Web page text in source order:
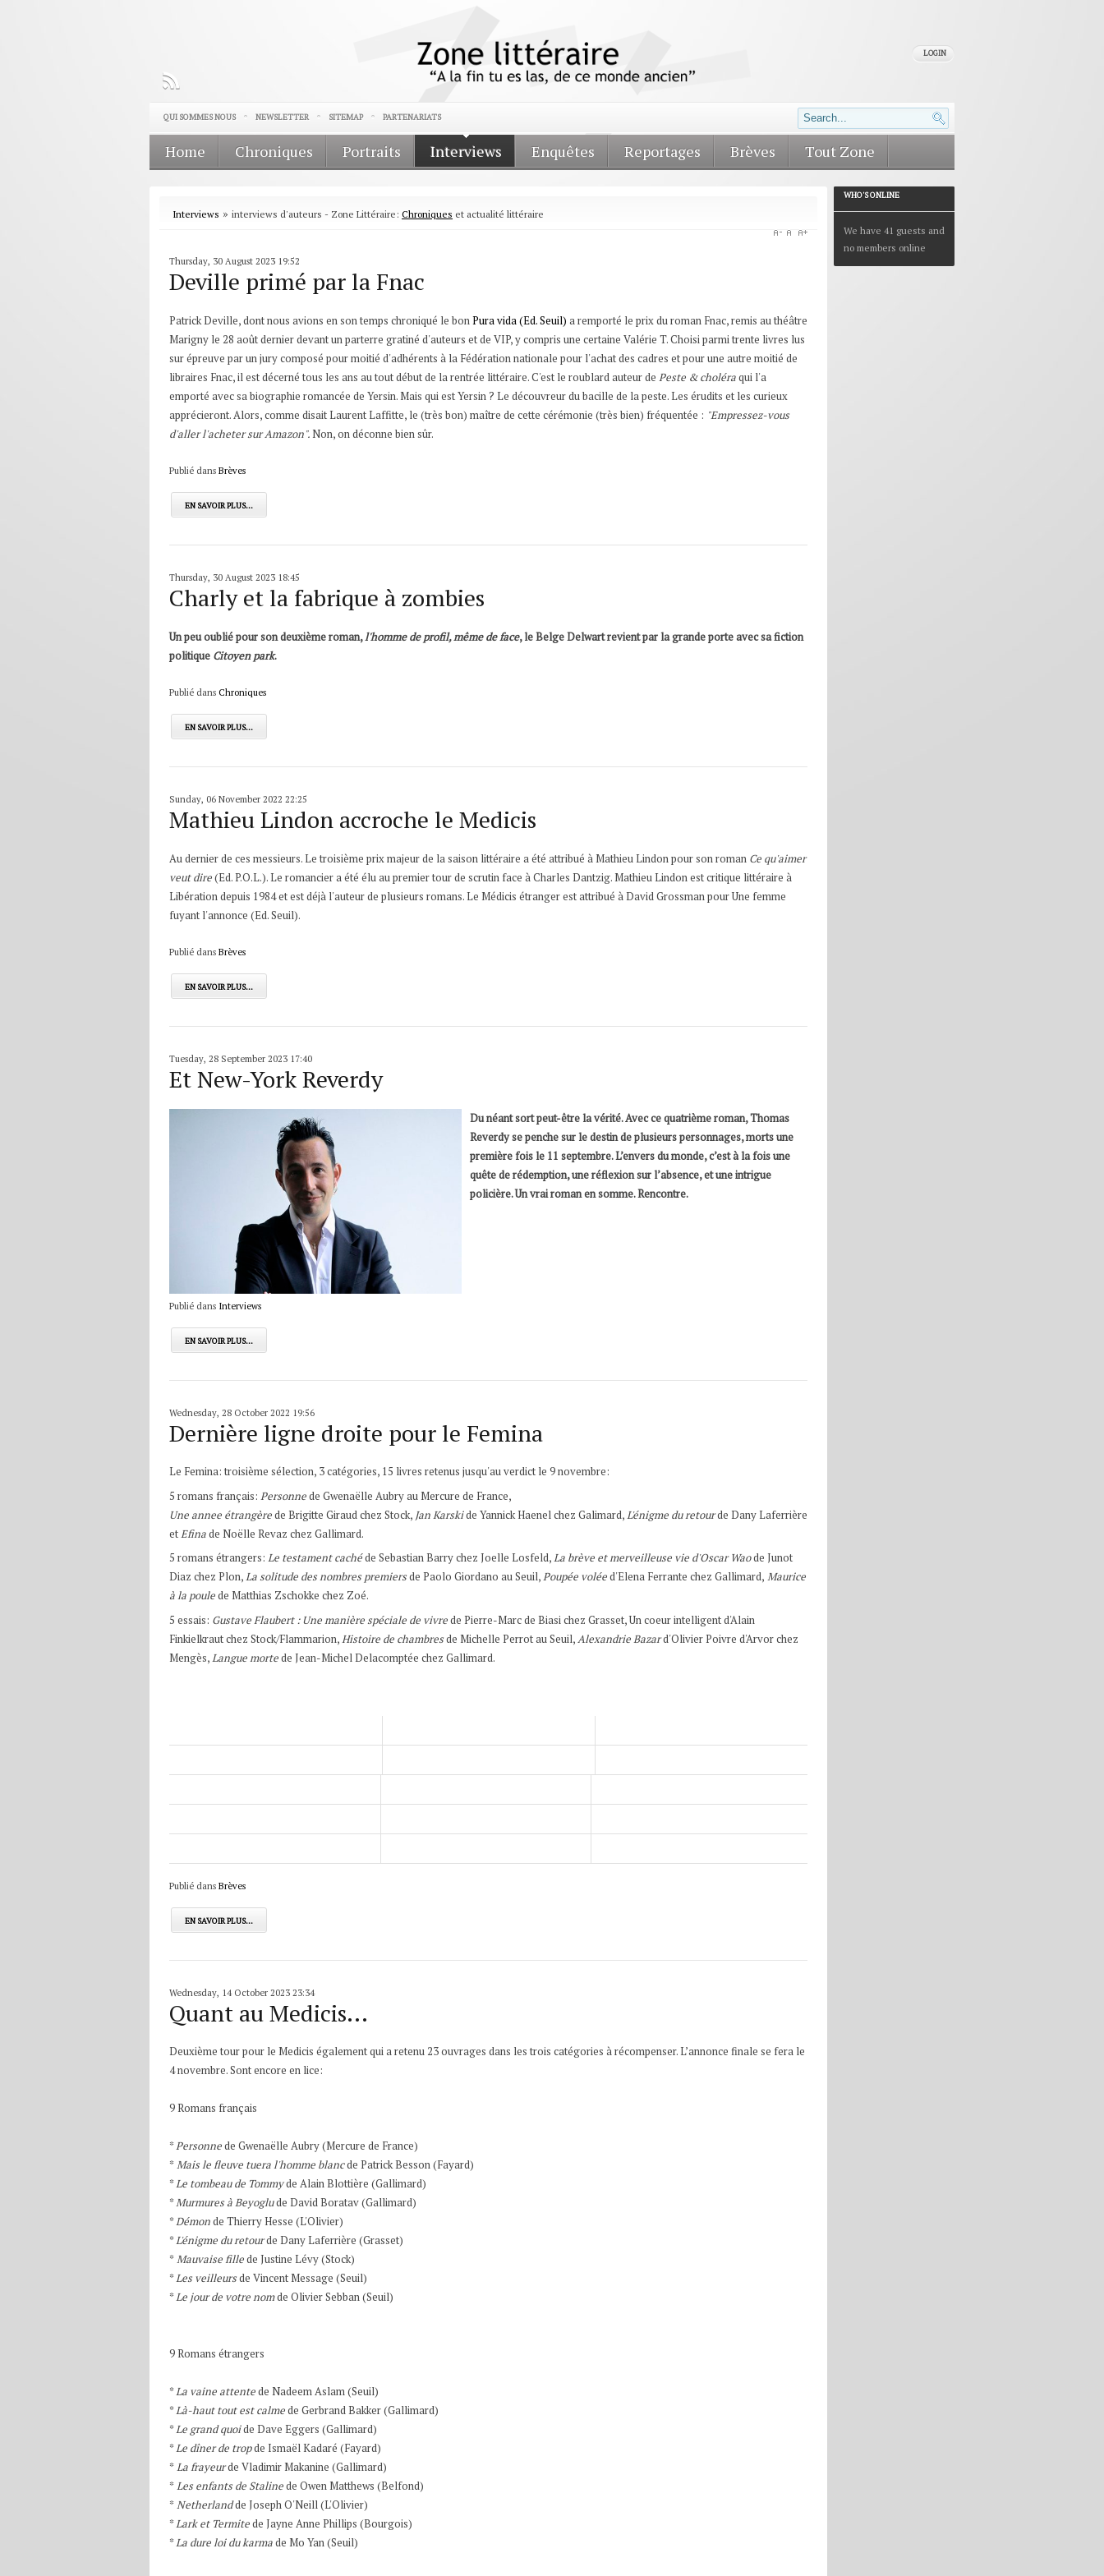
LOGIN
QUI SOMMES NOUS NEWSLETTER SITEMAP PARTENARIATS
Home Chroniques Portraits Interviews Enquêtes Reportages Brèves Tout Zone
Interviews » interviews d'auteurs - Zone Littéraire: Chroniques et actualité littéraire
Thursday, 30 August 2023 19:52
Deville primé par la Fnac
Patrick Deville, dont nous avions en son temps chroniqué le bon Pura vida (Ed. Seuil) a remporté le prix du roman Fnac, remis au théâtre
Marigny le 28 août dernier devant un parterre gratiné d'auteurs et de VIP, y compris une certaine Valérie T. Choisi parmi trente livres lus
sur épreuve par un jury composé pour moitié d'adhérents à la Fédération nationale pour l'achat des cadres et pour une autre moitié de
libraires Fnac, il est décerné tous les ans au tout début de la rentrée littéraire. C'est le roublard auteur de Peste & choléraqui l'a
emporté avec sa biographie romancée de Yersin. Mais qui est Yersin ? Le découvreur du bacille de la peste. Les érudits et les curieux
apprécieront. Alors, comme disait Laurent Laffitte, le (très bon) maître de cette cérémonie (très bien) fréquentée : "Empressez-vous
d'aller l'acheter sur Amazon". Non, on déconne bien sûr.
Publié dans Brèves
EN SAVOIR PLUS...
Thursday, 30 August 2023 18:45
Charly et la fabrique à zombies
Un peu oublié pour son deuxième roman,l'homme de profil, même de face, le Belge Delwart revient par la grande porte avec sa fiction
politique Citoyen park.
Publié dans Chroniques
EN SAVOIR PLUS...
Sunday, 06 November 2022 22:25
Mathieu Lindon accroche le Medicis
Au dernier de ces messieurs. Le troisième prix majeur de la saison littéraire a été attribué à Mathieu Lindon pour son roman Ce qu'aimer
veut dire(Ed. P.O.L.). Le romancier a été élu au premier tour de scrutin face à Charles Dantzig. Mathieu Lindon est critique littéraire à
Libération depuis 1984 et est déjà l'auteur de plusieurs romans. Le Médicis étranger est attribué à David Grossman pour Une femme
fuyant l'annonce (Ed. Seuil).
Publié dans Brèves
EN SAVOIR PLUS...
Tuesday, 28 September 2023 17:40
Et New-York Reverdy
Du néant sort peut-être la vérité. Avec ce quatrième roman, Thomas
Reverdy se penche sur le destin de plusieurs personnages, morts une
première fois le 11 septembre. L’envers du monde, c’est à la fois une
quête de rédemption, une réflexion sur l’absence, et une intrigue
policière. Un vrai roman en somme. Rencontre.
Publié dans Interviews
EN SAVOIR PLUS...
Wednesday, 28 October 2022 19:56
Dernière ligne droite pour le Femina
Le Femina: troisième sélection, 3 catégories, 15 livres retenus jusqu'au verdict le 9 novembre:
5 romans français: Personnede Gwenaëlle Aubry au Mercure de France,
Une annee étrangèrede Brigitte Giraud chez Stock, Jan Karskide Yannick Haenel chez Galimard, L'énigme du retourde Dany Laferrière
et Efinade Noëlle Revaz chez Gallimard.
5 romans étrangers: Le testament cachéde Sebastian Barry chez Joelle Losfeld,La brève et merveilleuse vie d'Oscar Waode Junot
Diaz chez Plon,La solitude des nombres premiersde Paolo Giordano au Seuil,Poupée voléed'Elena Ferrante chez Gallimard, Maurice
à la poulede Matthias Zschokke chez Zoé.
5 essais: Gustave Flaubert : Une manière spéciale de vivrede Pierre-Marc de Biasi chez Grasset, Un coeur intelligent d'Alain
Finkielkraut chez Stock/Flammarion, Histoire de chambresde Michelle Perrot au Seuil, Alexandrie Bazard'Olivier Poivre d'Arvor chez
Mengès, Langue mortede Jean-Michel Delacomptée chez Gallimard.
Publié dans Brèves
EN SAVOIR PLUS...
Wednesday, 14 October 2023 23:34
Quant au Medicis...
Deuxième tour pour le Medicis également qui a retenu 23 ouvrages dans les trois catégories à récompenser. L’annonce finale se fera le
4 novembre. Sont encore en lice:
9 Romans français
*Personnede Gwenaëlle Aubry (Mercure de France)
*Mais le fleuve tuera l'homme blancde Patrick Besson (Fayard)
*Le tombeau de Tommyde Alain Blottière (Gallimard)
*Murmures à Beyoglude David Boratav (Gallimard)
*Démonde Thierry Hesse (L'Olivier)
*L'énigme du retourde Dany Laferrière (Grasset)
*Mauvaise fillede Justine Lévy (Stock)
*Les veilleursde Vincent Message (Seuil)
*Le jour de votre nomde Olivier Sebban (Seuil)
9 Romans étrangers
*La vaine attentede Nadeem Aslam (Seuil)
*Là-haut tout est calmede Gerbrand Bakker (Gallimard)
*Le grand quoide Dave Eggers (Gallimard)
*Le dîner de tropde Ismaël Kadaré (Fayard)
*La frayeurde Vladimir Makanine (Gallimard)
*Les enfants de Stalinede Owen Matthews (Belfond)
*Netherlandde Joseph O'Neill (L'Olivier)
*Lark et Termitede Jayne Anne Phillips (Bourgois)
*La dure loi du karmade Mo Yan (Seuil)
WHO'S ONLINE
We have 41 guests and
no members online